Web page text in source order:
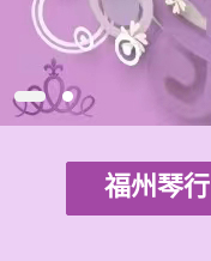
福州琴行